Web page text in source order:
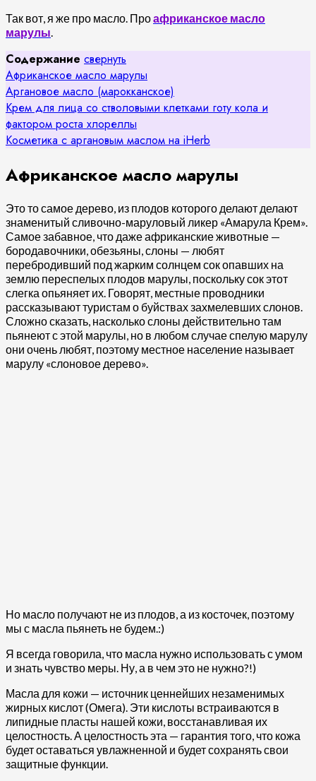
Так вот, я же про масло. Проафриканское масло
марулы.
Содержание свернуть
Африканское масло марулы
Аргановое масло (марокканское)
Крем для лица со стволовыми клетками готу кола и
фактором роста хлореллы
Косметика с аргановым маслом на iHerb
Африканское масло марулы
Это то самое дерево, из плодов которого делают делают
знаменитый сливочно-маруловый ликер «Амарула Крем».
Самое забавное, что даже африканские животные —
бородавочники, обезьяны, слоны — любят
перебродивший под жарким солнцем сок опавших на
землю переспелых плодов марулы, поскольку сок этот
слегка опьяняет их. Говорят, местные проводники
рассказывают туристам о буйствах захмелевших слонов.
Сложно сказать, насколько слоны действительно там
пьянеют с этой марулы, но в любом случае спелую марулу
они очень любят, поэтому местное население называет
марулу «слоновое дерево».
Но масло получают не из плодов, а из косточек, поэтому
мы с масла пьянеть не будем.:)
Я всегда говорила, что масла нужно использовать с умом
и знать чувство меры. Ну, а в чем это не нужно?!)
Масла для кожи — источник ценнейших незаменимых
жирных кислот (Омега). Эти кислоты встраиваются в
липидные пласты нашей кожи, восстанавливая их
целостность. А целостность эта — гарантия того, что кожа
будет оставаться увлажненной и будет сохранять свои
защитные функции.